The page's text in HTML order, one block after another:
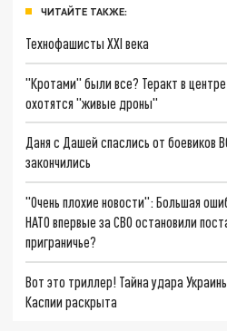
ЧИТАЙТЕ ТАКЖЕ:
Технофашисты XXI века
"Кротами" были все? Теракт в
охотятся "живые дроны"
Даня с Дашей спаслись от боевиков
закончились
"Очень плохие новости": Большая
НАТО впервые за СВО остановили
приграничье?
Вот это триллер! Тайна удара
Каспии раскрыта